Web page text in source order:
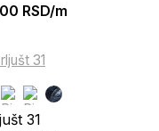
RSD/m
31